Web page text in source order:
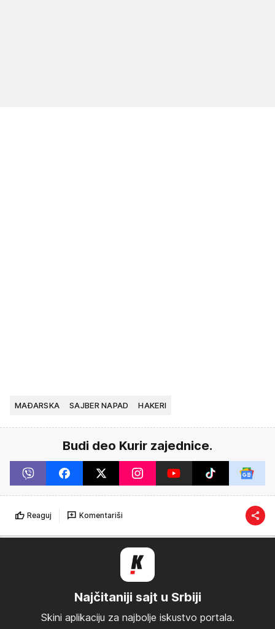
MAĐARSKA SAJBER NAPAD HAKERI
Budi deo Kurir zajednice.
Reaguj Komentariši
Najčitaniji sajt u Srbiji
Skini aplikaciju za najbolje iskustvo portala.